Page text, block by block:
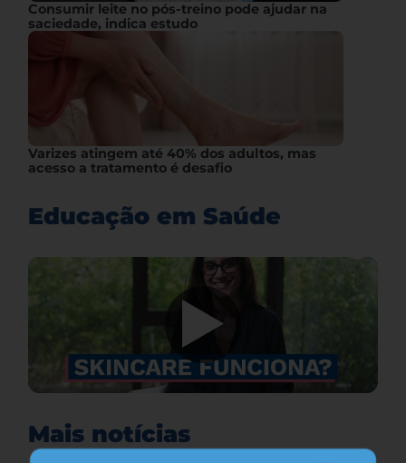
Consumir leite no pós-treino pode ajudar na
saciedade, indica estudo
Varizes atingem até 40% dos adultos, mas
acesso a tratamento é desafio
Educação em Saúde
Mais notícias